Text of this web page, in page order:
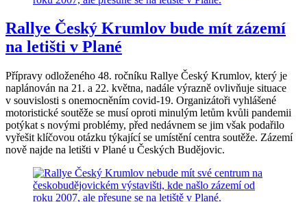
Rallye Český Krumlov bude mít zázemí
na letišti v Plané
Přípravy odloženého 48. ročníku Rallye Český Krumlov, který je
naplánován na 21. a 22. května, nadále výrazně ovlivňuje situace
v souvislosti s onemocněním covid-19. Organizátoři vyhlášené
motoristické soutěže se musí oproti minulým letům kvůli pandemii
potýkat s novými problémy, před nedávnem se jim však podařilo
vyřešit klíčovou otázku týkající se umístění centra soutěže. Zázemí
nově najde na letišti v Plané u Českých Budějovic.